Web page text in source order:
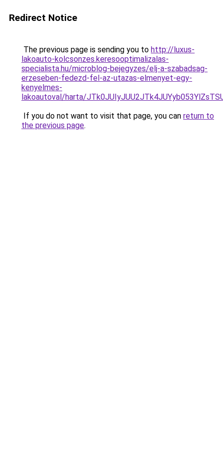
Redirect Notice
The previous page is sending you to http://luxus-
lakoauto-kolcsonzes.keresooptimalizalas-
specialista.hu/microblog-bejegyzes/elj-a-szabadsag-
erzeseben-fedezd-fel-az-utazas-elmenyet-egy-
kenyelmes-
lakoautoval/harta/
If you do not want to visit that page, you can return to
the previous page.